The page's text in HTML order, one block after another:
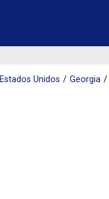
Estados Unidos Georgia